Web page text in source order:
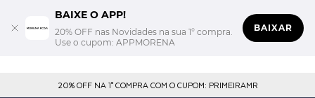
BAIXE O APP!
20% OFF nas Novidades na sua 1° compra.
Use o cupom: APPMORENA
BAIXAR
20% OFF NA 1° COMPRA COM O CUPOM: PRIMEIRAMR